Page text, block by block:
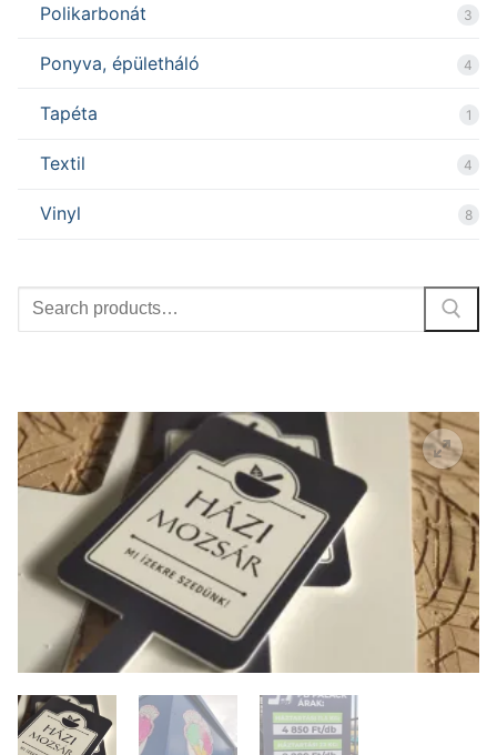
Polikarbonát 3
Ponyva, épületháló 4
Tapéta 1
Textil 4
Vinyl 8
Search
for: